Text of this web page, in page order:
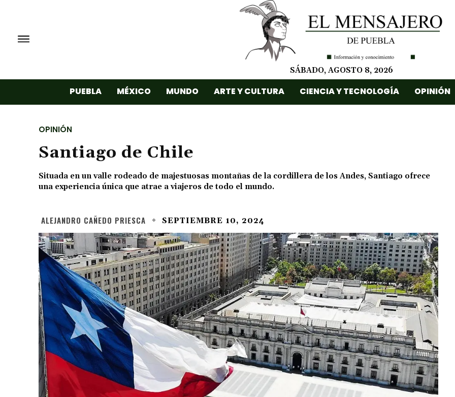
SÁBADO, AGOSTO 8, 2026
PUEBLA MÉXICO MUNDO ARTE Y CULTURA CIENCIA Y TECNOLOGÍA OPINIÓN
OPINIÓN
Santiago de Chile
Situada en un valle rodeado de majestuosas montañas de la cordillera de los Andes, Santiago ofrece
una experiencia única que atrae a viajeros de todo el mundo.
ALEJANDRO CAÑEDO PRIESCA SEPTIEMBRE 10, 2024